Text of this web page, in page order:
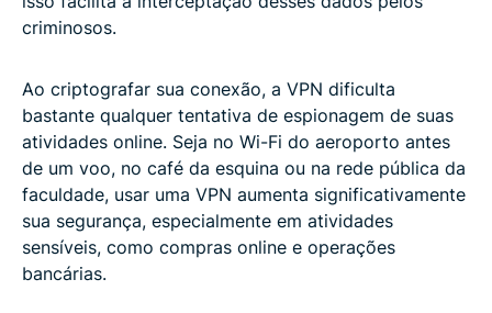
criminosos.
Ao criptografar sua conexão, a VPN dificulta
bastante qualquer tentativa de espionagem de suas
atividades online. Seja no Wi-Fi do aeroporto antes
de um voo, no café da esquina ou na rede pública da
faculdade, usar uma VPN aumenta significativamente
sua segurança, especialmente em atividades
sensíveis, como compras online e operações
bancárias.